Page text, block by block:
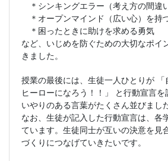
＊シンキングエラー（考え方の間違
＊オープンマインド（広い心）を持
＊困ったときに助けを求める勇気
など、いじめを防ぐための大切なポイ
きました。
授業の最後には、生徒一人ひとりが 「
ヒーローになろう！！」 と行動宣言
いやりのある言葉がたくさん並びました
なお、生徒が記入した行動宣言は、各
ています。生徒同士が互いの決意を見
づくりにつなげていきたいです。